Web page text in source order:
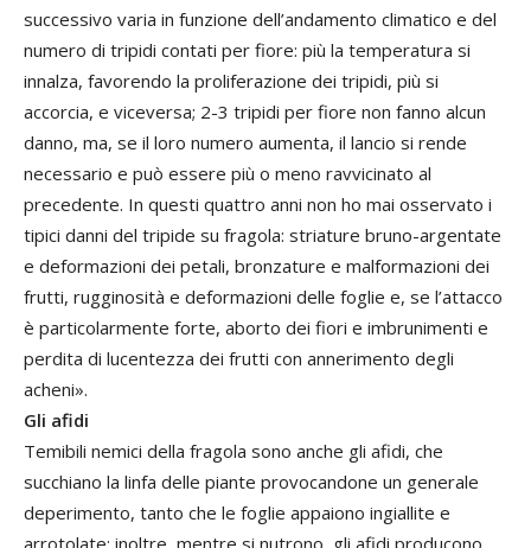
successivo varia in funzione dell’andamento climatico e del
numero di tripidi contati per fiore: più la temperatura si
innalza, favorendo la proliferazione dei tripidi, più si
accorcia, e viceversa; 2-3 tripidi per fiore non fanno alcun
danno, ma, se il loro numero aumenta, il lancio si rende
necessario e può essere più o meno ravvicinato al
precedente. In questi quattro anni non ho mai osservato i
tipici danni del tripide su fragola: striature bruno-argentate
e deformazioni dei petali, bronzature e malformazioni dei
frutti, rugginosità e deformazioni delle foglie e, se l’attacco
è particolarmente forte, aborto dei fiori e imbrunimenti e
perdita di lucentezza dei frutti con annerimento degli
acheni».
Gli afidi
Temibili nemici della fragola sono anche gli afidi, che
succhiano la linfa delle piante provocandone un generale
deperimento, tanto che le foglie appaiono ingiallite e